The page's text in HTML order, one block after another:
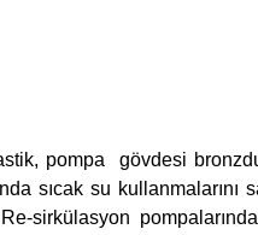
pompa gövdesi
sıcak su kullanmalarını
sirkülasyon